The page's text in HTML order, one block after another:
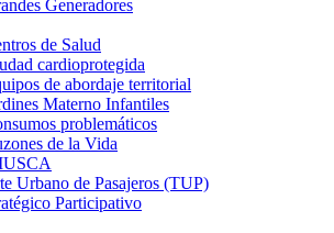
Generadores
de Salud
cardioprotegida
de abordaje territorial
Materno Infantiles
problemáticos
de la Vida
Urbano de Pasajeros (TUP)
Participativo